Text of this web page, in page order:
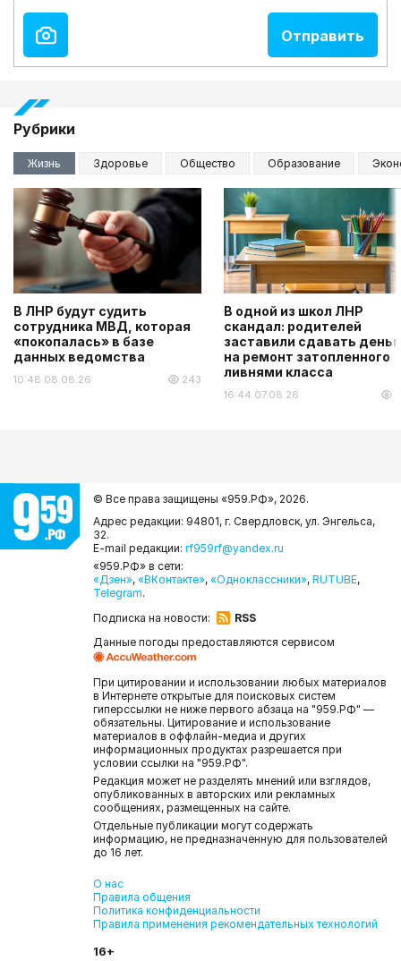
Рубрики
Жизнь Здоровье Общество Образование
В ЛНР будут судить
сотрудника МВД, которая
«покопалась» в базе
данных ведомства
10:48 08.08.26 243
В одной из школ ЛНР
скандал: родителей
заставили сдавать
на ремонт затопленного
ливнями класса
16:44 07.08.26
© Все права защищены «959.РФ», 2026.
Адрес редакции: 94801, г. Свердловск, ул. Энгельса,
32.
E-mail редакции: rf959rf@yandex.ru
«959.РФ» в сети:
«Дзен», «ВКонтакте», «Одноклассники», RUTUBE,
Telegram.
Подписка на новости:
RSS
Данные погоды предоставляются сервисом
При цитировании и использовании любых материалов
в Интернете открытые для поисковых систем
гиперссылки не ниже первого абзаца на "959.РФ" —
обязательны. Цитирование и использование
материалов в оффлайн-медиа и других
информационных продуктах разрешается при
условии ссылки на "959.РФ".
Редакция может не разделять мнений или взглядов,
опубликованных в авторских или рекламных
сообщениях, размещенных на сайте.
Отдельные публикации могут содержать
информацию, не предназначенную для пользователей
до 16 лет.
О нас
Правила общения
Политика конфиденциальности
Правила применения рекомендательных технологий
16+